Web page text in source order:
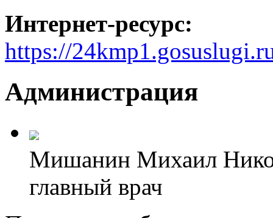
Интернет-ресурс:
https://
Администрация
Мишанин Михаил
главный врач